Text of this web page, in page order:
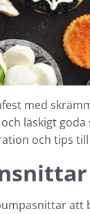
med
läskigt goda
och tips
att